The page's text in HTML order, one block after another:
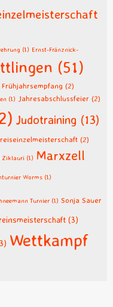
(1) Ernst-Fränznick-
(51)
Frühjahrsempfang (2)
(1) Jahresabschlussfeier (2)
Judotraining (13)
(2)
Ziklauri (1) Marxzell
Worms (1)
Turnier (1) Sonja Sauer
(3)
Wettkampf